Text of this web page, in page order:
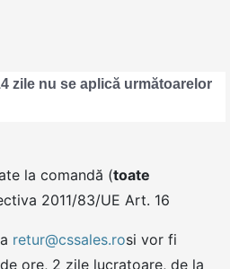
zile nu se aplică următoarelor
comandă (toate
2011/83/UE Art. 16
retur@cssales.rosi vor fi
ore, 2 zile lucratoare, de la